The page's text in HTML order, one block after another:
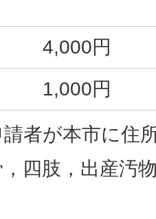
4,000円
1,000円
者が本市に住
四肢，出産汚